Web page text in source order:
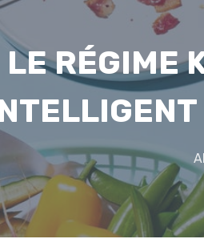
LE RÉGIME